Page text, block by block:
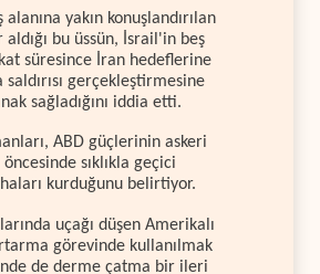
alanına yakın konuşlandırılan
bu üssün, İsrail'in beş
süresince İran hedeflerine
gerçekleştirmesine
sağladığını iddia etti.
ABD güçlerinin askeri
sıklıkla geçici
kurduğunu belirtiyor.
uçağı düşen Amerikalı
görevinde kullanılmak
de derme çatma bir ileri